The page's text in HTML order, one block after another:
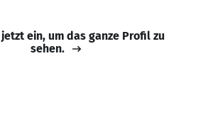
jetzt ein, um das ganze Profil zu
sehen.